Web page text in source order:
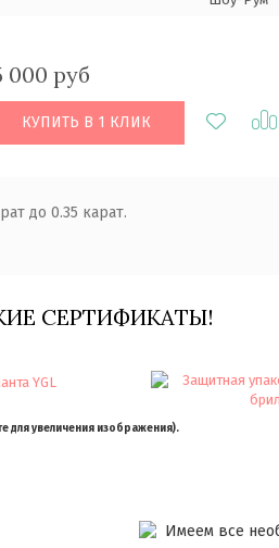
000 руб
КУПИТЬ В 1 КЛИК
до 0.35 карат.
СЕРТИФИКАТЫ!
для увеличения изображения).